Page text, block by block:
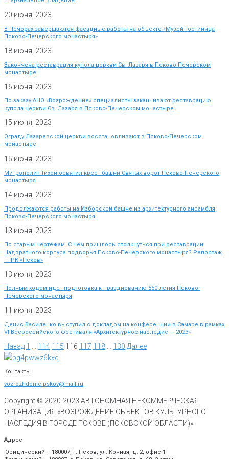
20 июня, 2023
В Печорах завершаются фасадные работы на объекте «Музей-гостиница
Псково-Печерского монастыря»
18 июня, 2023
Закончена реставрация купола церкви Св. Лазаря в Псково-Печерском
монастыре
16 июня, 2023
По заказу АНО «Возрождение» специалисты заканчивают реставрацию
купола церкви Св. Лазаря в Псково-Печерском монастыре
15 июня, 2023
Ограду Лазаревской церкви восстановливают в Псково-Печерском
монастыре
15 июня, 2023
Митрополит Тихон освятил крест башни Святых ворот Псково-Печерского
монастыря
14 июня, 2023
Продолжаются работы на Изборской башне из архитектурного ансамбля
Псково-Печерского монастыря
13 июня, 2023
По старым чертежам. С чем пришлось столкнуться при реставрации
Надвратного корпуса подворья Псково-Печерского монастыря? Репортаж
ГТРК «Псков»
13 июня, 2023
Полным ходом идет подготовка к празднованию 550-летия Псково-
Печерского монастыря
11 июня, 2023
Денис Василенко выступил с докладом на конференции в Самаре в рамках
VI Всероссийского фестиваля «Архитектурное наследие — 2023»
Назад 1 114 115 116 117 118 130 Далее
Контакты
vozrozhdenie-pskov@mail.ru
Copyright © 2020-2023 АВТОНОМНАЯ НЕКОММЕРЧЕСКАЯ
ОРГАНИЗАЦИЯ «ВОЗРОЖДЕНИЕ ОБЪЕКТОВ КУЛЬТУРНОГО
НАСЛЕДИЯ В ГОРОДЕ ПСКОВЕ (ПСКОВСКОЙ ОБЛАСТИ)»
Адрес
Юридический – 180007, г. Псков, ул. Конная, д. 2, офис 1